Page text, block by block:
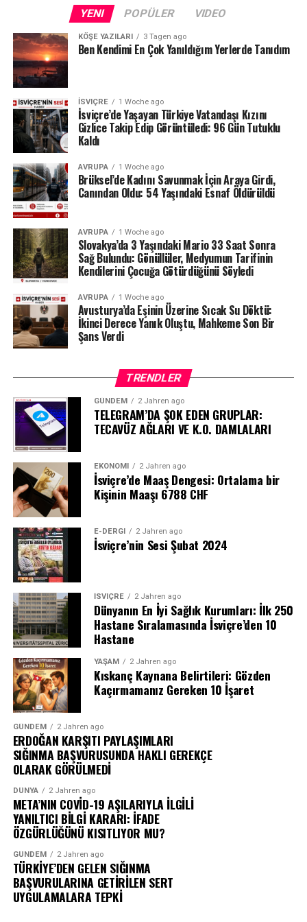
des Brenets de son derece düşük su seviyeleriyle karşı
karşıya.
24 Temmuz ölçümlerinde göl seviyesi denizden 742,13
metre, çıkıştaki su debisi ise yalnızca saniyede 1,2
metreküp olarak kaydedildi. Su seviyesinin düşmesi
nedeniyle göldeki tekne seferleri de durduruldu.
Lac des Brenets daha önce de uzun kuraklık
dönemlerinde benzer sorunlar yaşamış, özellikle 2022
yazında su seviyesi ciddi şekilde gerilemişti.
Ren Şelalesi’ndeki son durum ise İsviçre’de devam eden
yağış eksikliğinin nehir ve göller üzerindeki etkisini
gözler önüne seriyor.
Kaynak: BAFU / BRK News
YENI POPÜLER VIDEO
KÖŞE YAZILARI 3 Tagen ago
Ben Kendimi En Çok Yanıldığım Yerlerde Tanıdım
İSVIÇRE 1 Woche ago
İsviçre’de Yaşayan Türkiye Vatandaşı Kızını
Gizlice Takip Edip Görüntüledi: 96 Gün Tutuklu
Kaldı
AVRUPA 1 Woche ago
Brüksel’de Kadını Savunmak İçin Araya Girdi,
Canından Oldu: 54 Yaşındaki Esnaf Öldürüldü
AVRUPA 1 Woche ago
Slovakya’da 3 Yaşındaki Mario 33 Saat Sonra
Sağ Bulundu: Gönüllüler, Medyumun Tarifinin
Kendilerini Çocuğa Götürdüğünü Söyledi
AVRUPA 1 Woche ago
Avusturya’da Eşinin Üzerine Sıcak Su Döktü:
İkinci Derece Yanık Oluştu, Mahkeme Son Bir
Şans Verdi
TRENDLER
GÜNDEM 2 Jahren ago
TELEGRAM’DA ŞOK EDEN GRUPLAR:
TECAVÜZ AĞLARI VE K.O. DAMLALARI
EKONOMI 2 Jahren ago
İsviçre’de Maaş Dengesi: Ortalama bir
Kişinin Maaşı 6788 CHF
E-DERGI 2 Jahren ago
İsviçre’nin Sesi Şubat 2024
İSVIÇRE 2 Jahren ago
Dünyanın En İyi Sağlık Kurumları: İlk 250
Hastane Sıralamasında İsviçre’den 10
Hastane
YAŞAM 2 Jahren ago
Kıskanç Kaynana Belirtileri: Gözden
Kaçırmamanız Gereken 10 İşaret
GÜNDEM 2 Jahren ago
ERDOĞAN KARŞITI PAYLAŞIMLARI
SIĞINMA BAŞVURUSUNDA HAKLI GEREKÇE
OLARAK GÖRÜLMEDİ
DÜNYA 2 Jahren ago
META’NIN COVİD-19 AŞILARIYLA İLGİLİ
YANILTICI BİLGİ KARARI: İFADE
ÖZGÜRLÜĞÜNÜ KISITLIYOR MU?
GÜNDEM 2 Jahren ago
TÜRKİYE’DEN GELEN SIĞINMA
BAŞVURULARINA GETİRİLEN SERT
UYGULAMALARA TEPKİ